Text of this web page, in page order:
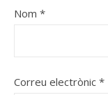
Nom *
Correu electrònic *